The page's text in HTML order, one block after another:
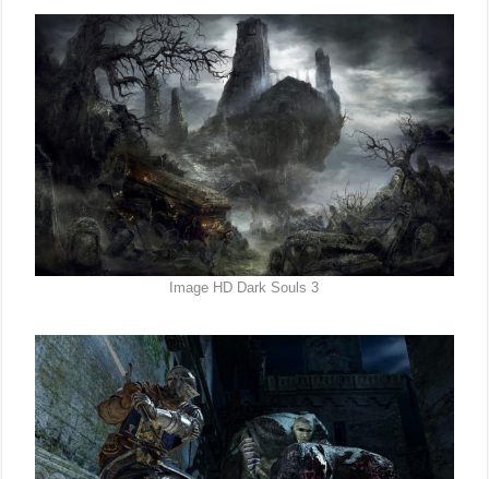
Image HD Dark Souls 3